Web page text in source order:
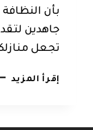
بأن
جاهدين
تجعل
إقرأ المزيد